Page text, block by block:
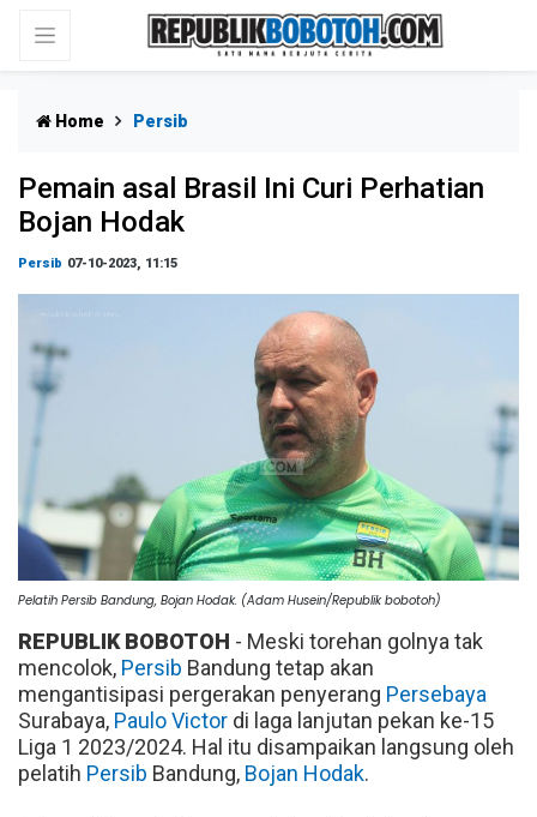
Home Persib
Pemain asal Brasil Ini Curi Perhatian
Bojan Hodak
Persib 07-10-2023, 11:15
Pelatih Persib Bandung, Bojan Hodak. (Adam Husein/Republik bobotoh)
REPUBLIK BOBOTOH - Meski torehan golnya tak
mencolok, Persib Bandung tetap akan
mengantisipasi pergerakan penyerang Persebaya
Surabaya, Paulo Victor di laga lanjutan pekan ke-15
Liga 1 2023/2024. Hal itu disampaikan langsung oleh
pelatih Persib Bandung, Bojan Hodak.